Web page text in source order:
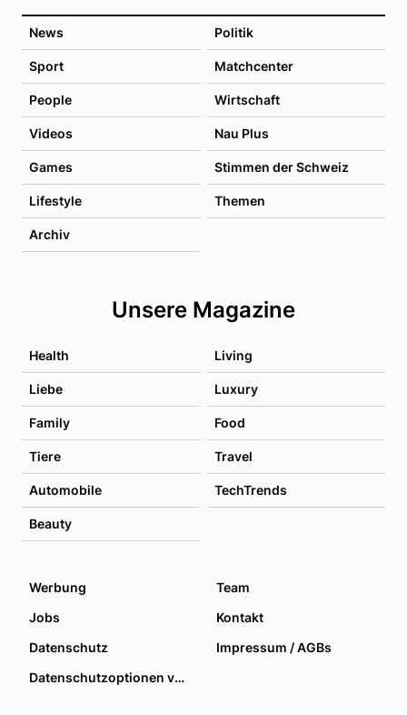
News Politik
Sport Matchcenter
People Wirtschaft
Videos Nau Plus
Games Stimmen der Schweiz
Lifestyle Themen
Archiv
Unsere Magazine
Health Living
Liebe Luxury
Family Food
Tiere Travel
Automobile TechTrends
Beauty
Werbung
Team
Jobs
Kontakt
Datenschutz
Impressum / AGBs
Datenschutzoptionen verwalten